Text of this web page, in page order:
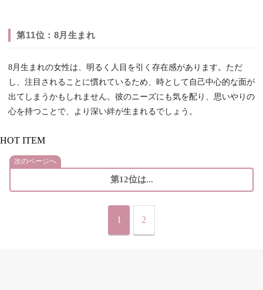
第11位：8月生まれ
8月生まれの女性は、明るく人目を引く存在感があります。ただ
し、注目されることに慣れているため、時として自己中心的な面が
出てしまうかもしれません。彼のニーズにも気を配り、思いやりの
心を持つことで、より深い絆が生まれるでしょう。
HOT ITEM
次のページへ
第12位は...
1 2